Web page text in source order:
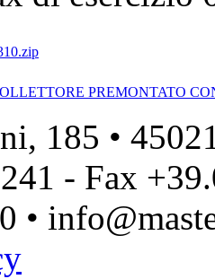
PREMONTATO
185 •
- Fax
•